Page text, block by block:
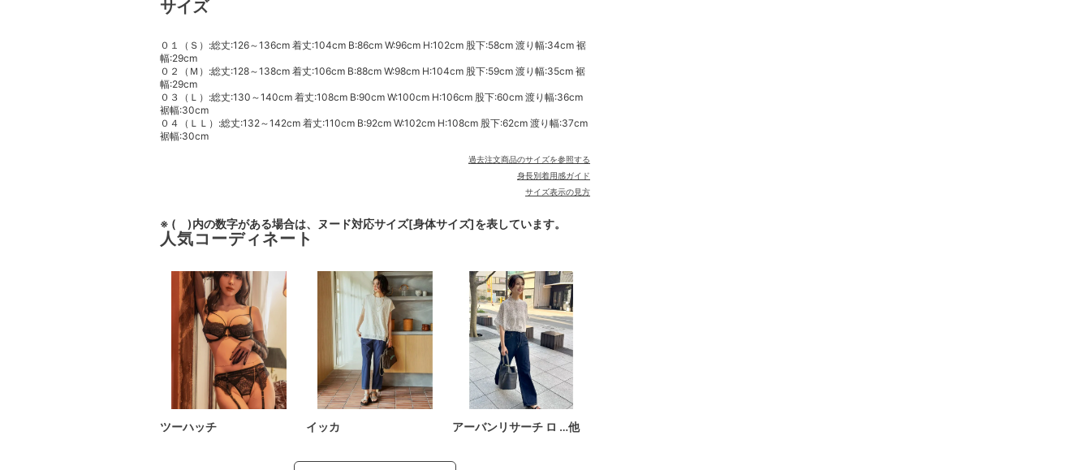
サイズ
０１（Ｓ）:総丈:126～136cm 着丈:104cm B:86cm W:96cm H:102cm 股下:58cm 渡り幅:34cm 裾
幅:29cm
０２（Ｍ）:総丈:128～138cm 着丈:106cm B:88cm W:98cm H:104cm 股下:59cm 渡り幅:35cm 裾
幅:29cm
０３（Ｌ）:総丈:130～140cm 着丈:108cm B:90cm W:100cm H:106cm 股下:60cm 渡り幅:36cm
裾幅:30cm
０４（ＬＬ）:総丈:132～142cm 着丈:110cm B:92cm W:102cm H:108cm 股下:62cm 渡り幅:37cm
裾幅:30cm
過去注文商品のサイズを参照する
身長別着用感ガイド
サイズ表示の見方
※ ( )内の数字がある場合は、ヌード対応サイズ[身体サイズ]を表しています。
人気コーディネート
ツーハッチ イッカ アーバンリサーチ ロ …他